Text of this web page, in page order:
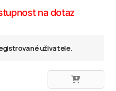
na dotaz
uživatele.